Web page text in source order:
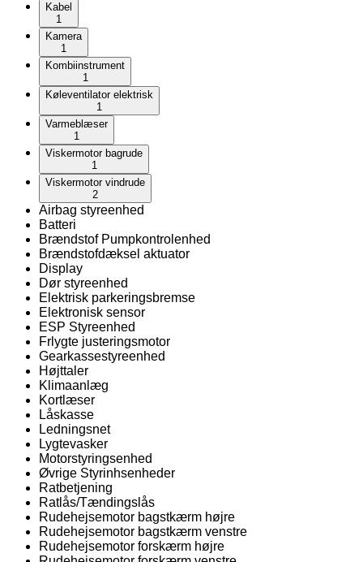
Kabel
1
Kamera
1
Kombiinstrument
1
Køleventilator elektrisk
1
Varmeblæser
1
Viskermotor bagrude
1
Viskermotor vindrude
2
Airbag styreenhed
Batteri
Brændstof Pumpkontrolenhed
Brændstofdæksel aktuator
Display
Dør styreenhed
Elektrisk parkeringsbremse
Elektronisk sensor
ESP Styreenhed
Frlygte justeringsmotor
Gearkassestyreenhed
Højttaler
Klimaanlæg
Kortlæser
Låskasse
Ledningsnet
Lygtevasker
Motorstyringsenhed
Øvrige Styrinhsenheder
Ratbetjening
Ratlås/Tændingslås
Rudehejsemotor bagstkærm højre
Rudehejsemotor bagstkærm venstre
Rudehejsemotor forskærm højre